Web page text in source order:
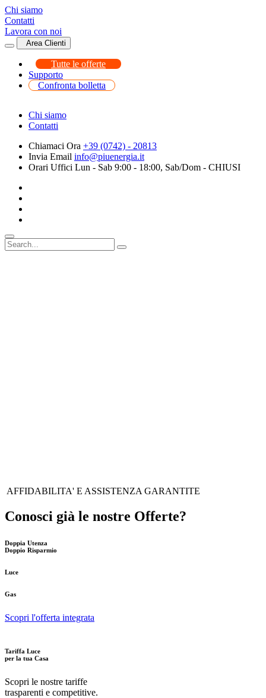
Chi siamo
Contatti
Lavora con noi
Area Clienti
Tutte le offerte
Supporto
Confronta bolletta
Chi siamo
Contatti
Chiamaci Ora +39 (0742) - 20813
Invia Email info@piuenergia.it
Orari Uffici Lun - Sab 9:00 - 18:00, Sab/Dom - CHIUSI
AFFIDABILITA' E ASSISTENZA GARANTITE
Conosci già le nostre Offerte?
Doppia Utenza
Doppio Risparmio
Luce
Gas
Scopri l'offerta integrata
Tariffa Luce
per la tua Casa
Scopri le nostre tariffe
trasparenti e competitive.